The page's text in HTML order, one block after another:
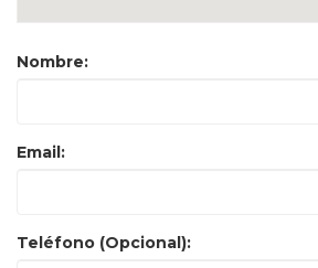
Nombre:
Email:
Teléfono (Opcional):